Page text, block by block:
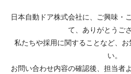
お問い合わせ
ENTRY
日本自動ドア株式会社に、ご興味・
て、ありがとうご
私たちや採用に関することなど、
い。
お問い合わせ内容の確認後、担当者